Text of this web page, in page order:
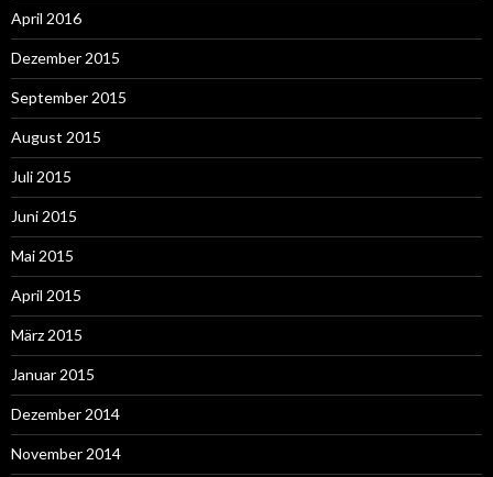
April 2016
Dezember 2015
September 2015
August 2015
Juli 2015
Juni 2015
Mai 2015
April 2015
März 2015
Januar 2015
Dezember 2014
November 2014